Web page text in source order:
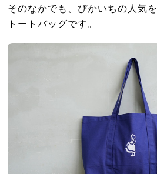
そのなかでも、ぴかいちの人気
トートバッグです。